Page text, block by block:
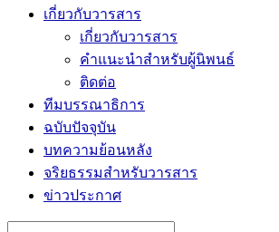
เกี่ยวกับวารสาร
เกี่ยวกับวารสาร
คำแนะนำสำหรับผู้นิพนธ์
ติดต่อ
ทีมบรรณาธิการ
ฉบับปัจจุบัน
บทความย้อนหลัง
จริยธรรมสำหรับวารสาร
ข่าวประกาศ